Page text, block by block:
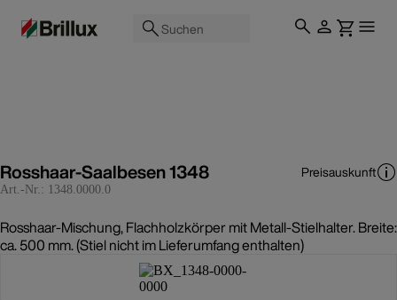
Suchen
Rosshaar-Saalbesen 1348
Art.-Nr.: 1348.0000.0
Preisauskunft
Rosshaar-Mischung, Flachholzkörper mit Metall-Stielhalter. Breite:
ca. 500 mm. (Stiel nicht im Lieferumfang enthalten)